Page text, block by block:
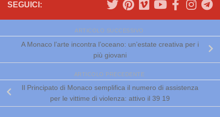
SEGUICI:
ARTICOLO SUCCESSIVO
A Monaco l’arte incontra l’oceano: un’estate creativa per i
più giovani
ARTICOLO PRECEDENTE
Il Principato di Monaco semplifica il numero di assistenza
per le vittime di violenza: attivo il 39 19